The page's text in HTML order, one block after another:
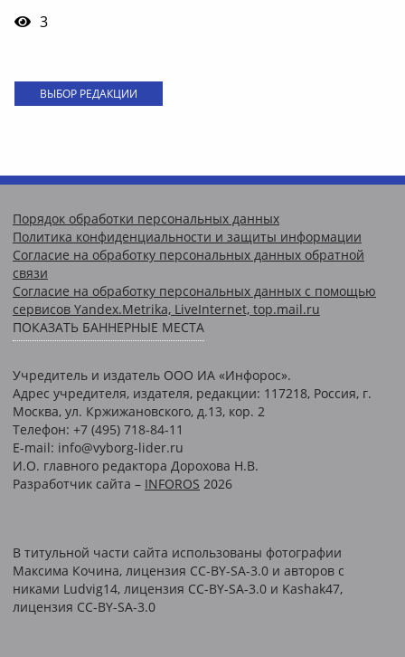
3
ВЫБОР РЕДАКЦИИ
Порядок обработки персональных данных
Политика конфиденциальности и защиты информации
Согласие на обработку персональных данных обратной
связи
Согласие на обработку персональных данных с помощью
сервисов Yandex.Metrika, LiveInternet, top.mail.ru
ПОКАЗАТЬ БАННЕРНЫЕ МЕСТА
Учредитель и издатель ООО ИА «Инфорос».
Адрес учредителя, издателя, редакции: 117218, Россия, г.
Москва, ул. Кржижановского, д.13, кор. 2
Телефон: +7 (495) 718-84-11
E-mail: info@vyborg-lider.ru
И.О. главного редактора Дорохова Н.В.
Разработчик сайта – INFOROS 2026
В титульной части сайта использованы фотографии
Максима Кочина, лицензия CC-BY-SA-3.0 и авторов c
никами Ludvig14, лицензия CC-BY-SA-3.0 и Kashak47,
лицензия CC-BY-SA-3.0